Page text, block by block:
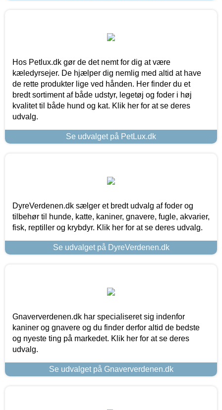
Hos Petlux.dk gør de det nemt for dig at være
kæledyrsejer. De hjælper dig nemlig med altid at have
de rette produkter lige ved hånden. Her finder du et
bredt sortiment af både udstyr, legetøj og foder i høj
kvalitet til både hund og kat. Klik her for at se deres
udvalg.
Se udvalget på PetLux.dk
DyreVerdenen.dk sælger et bredt udvalg af foder og
tilbehør til hunde, katte, kaniner, gnavere, fugle, akvarier,
fisk, reptiller og krybdyr. Klik her for at se deres udvalg.
Se udvalget på DyreVerdenen.dk
Gnaververdenen.dk har specialiseret sig indenfor
kaniner og gnavere og du finder derfor altid de bedste
og nyeste ting på markedet. Klik her for at se deres
udvalg.
Se udvalget på Gnaververdenen.dk